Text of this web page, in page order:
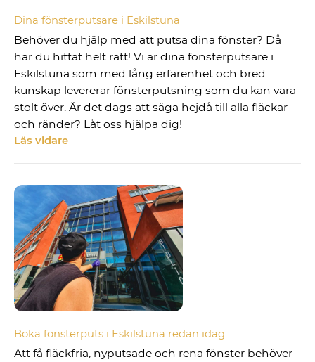
Dina fönsterputsare i Eskilstuna
Behöver du hjälp med att putsa dina fönster? Då
har du hittat helt rätt! Vi är dina fönsterputsare i
Eskilstuna som med lång erfarenhet och bred
kunskap levererar fönsterputsning som du kan vara
stolt över. Är det dags att säga hejdå till alla fläckar
och ränder? Låt oss hjälpa dig!
Läs vidare
Boka fönsterputs i Eskilstuna redan idag
Att få fläckfria, nyputsade och rena fönster behöver